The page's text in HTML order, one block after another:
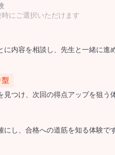
常に高い学習能力とＩ
達は、
の知能が多岐にわたるこ
言語、音楽、空間認知な
揮することができます。
にご選択いただけます
に内容を相談し、先生と一緒に進
型
見つけ、次回の得点アップを狙う
し、合格への道筋を知る体験です